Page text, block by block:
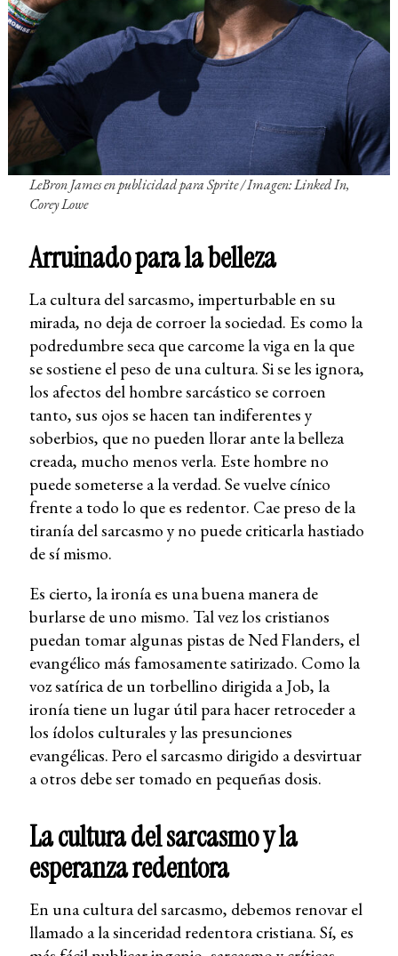
LeBron James en publicidad para Sprite /Imagen: Linked In,
Corey Lowe
Arruinado para la belleza
La cultura del sarcasmo, imperturbable en su
mirada, no deja de corroer la sociedad. Es como la
podredumbre seca que carcome la viga en la que
se sostiene el peso de una cultura. Si se les ignora,
los afectos del hombre sarcástico se corroen
tanto, sus ojos se hacen tan indiferentes y
soberbios, que no pueden llorar ante la belleza
creada, mucho menos verla. Este hombre no
puede someterse a la verdad. Se vuelve cínico
frente a todo lo que es redentor. Cae preso de la
tiranía del sarcasmo y no puede criticarla hastiado
de sí mismo.
Es cierto, la ironía es una buena manera de
burlarse de uno mismo. Tal vez los cristianos
puedan tomar algunas pistas de Ned Flanders, el
evangélico más famosamente satirizado. Como la
voz satírica de un torbellino dirigida a Job, la
ironía tiene un lugar útil para hacer retroceder a
los ídolos culturales y las presunciones
evangélicas. Pero el sarcasmo dirigido a desvirtuar
a otros debe ser tomado en pequeñas dosis.
La cultura del sarcasmo y la
esperanza redentora
En una cultura del sarcasmo, debemos renovar el
llamado a la sinceridad redentora cristiana. Sí, es